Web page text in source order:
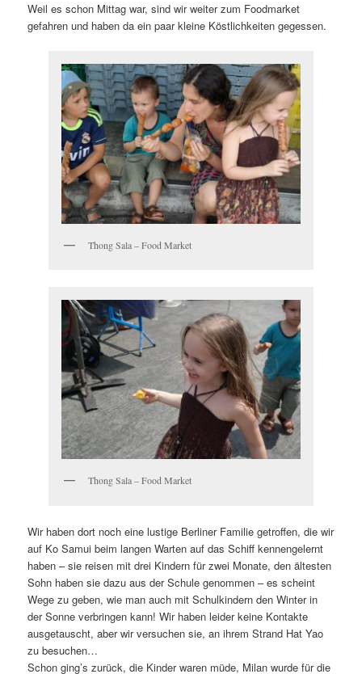
Weil es schon Mittag war, sind wir weiter zum Foodmarket
gefahren und haben da ein paar kleine Köstlichkeiten gegessen.
Thong Sala – Food Market
Thong Sala – Food Market
Wir haben dort noch eine lustige Berliner Familie getroffen, die wir
auf Ko Samui beim langen Warten auf das Schiff kennengelernt
haben – sie reisen mit drei Kindern für zwei Monate, den ältesten
Sohn haben sie dazu aus der Schule genommen – es scheint
Wege zu geben, wie man auch mit Schulkindern den Winter in
der Sonne verbringen kann! Wir haben leider keine Kontakte
ausgetauscht, aber wir versuchen sie, an ihrem Strand Hat Yao
zu besuchen…
Schon ging’s zurück, die Kinder waren müde, Milan wurde für die